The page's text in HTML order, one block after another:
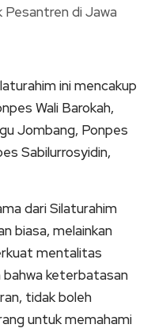
ini mencakup
Wali Barokah,
Jombang, Ponpes
Sabilurrosyidin,
dari Silaturahim
biasa, melainkan
mentalitas
keterbatasan
tidak boleh
untuk memahami